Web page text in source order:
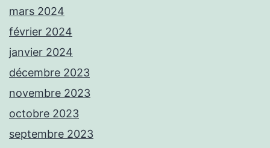
mars 2024
février 2024
janvier 2024
décembre 2023
novembre 2023
octobre 2023
septembre 2023